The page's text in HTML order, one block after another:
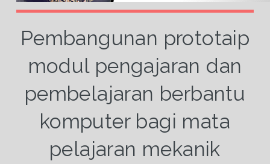
Pembangunan prototaip
modul pengajaran dan
pembelajaran berbantu
komputer bagi mata
pelajaran mekanik